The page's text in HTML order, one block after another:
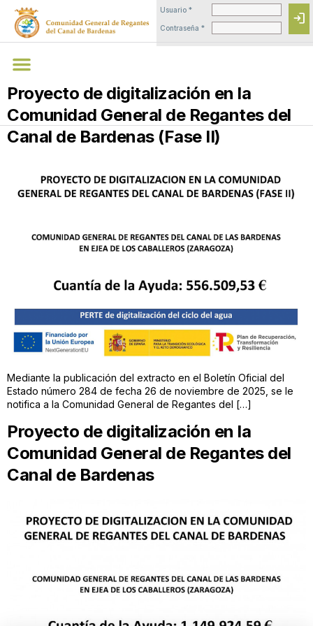
Usuario *
Contraseña *
login
Proyecto de digitalización en la
Comunidad General de Regantes del
Canal de Bardenas (Fase II)
Mediante la publicación del extracto en el Boletín Oficial del
Estado número 284 de fecha 26 de noviembre de 2025, se le
notifica a la Comunidad General de Regantes del […]
Proyecto de digitalización en la
Comunidad General de Regantes del
Canal de Bardenas